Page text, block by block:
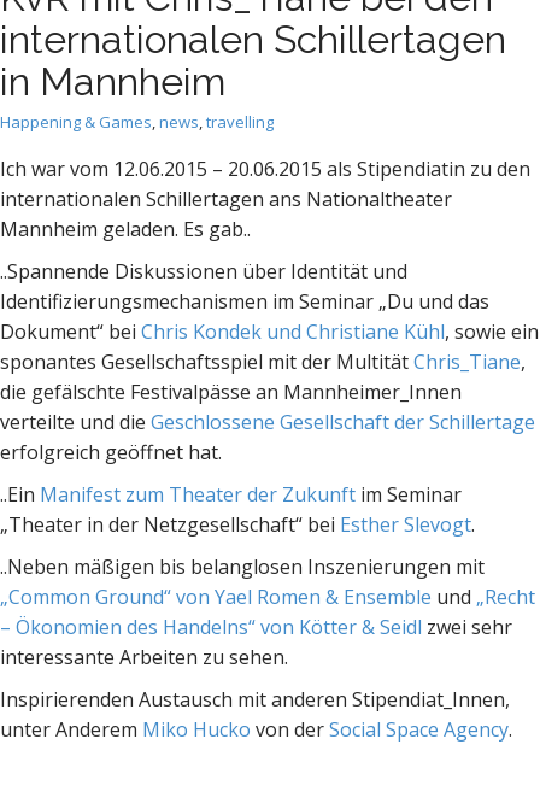
internationalen Schillertagen
in Mannheim
Happening & Games,news,travelling
Ich war vom 12.06.2015 – 20.06.2015 als Stipendiatin zu den
internationalen Schillertagen ans Nationaltheater
Mannheim geladen. Es gab..
..Spannende Diskussionen über Identität und
Identifizierungsmechanismen im Seminar „Du und das
Dokument“ bei Chris Kondek und Christiane Kühl, sowie ein
sponantes Gesellschaftsspiel mit der MultitätChris_Tiane,
die gefälschte Festivalpässe an Mannheimer_Innen
verteilte und die Geschlossene Gesellschaft der Schillertage
erfolgreich geöffnet hat.
..Ein Manifest zum Theater der Zukunft im Seminar
„Theater in der Netzgesellschaft“ bei Esther Slevogt.
..Neben mäßigen bis belanglosen Inszenierungen mit
„Common Ground“ von Yael Romen & Ensemble und „Recht
– Ökonomien des Handelns“ von Kötter & Seidl zwei sehr
interessante Arbeiten zu sehen.
Inspirierenden Austausch mit anderen Stipendiat_Innen,
unter Anderem Miko Hucko von derSocial Space Agency.